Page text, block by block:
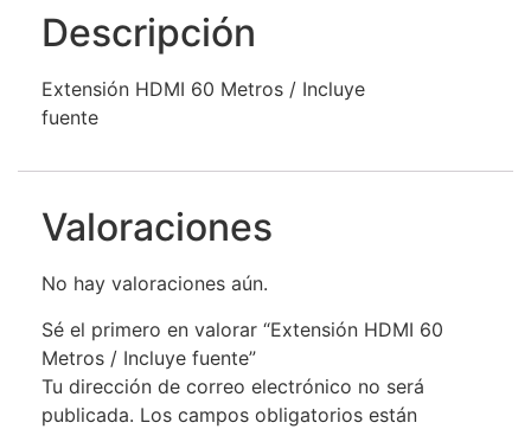
Descripción
Extensión HDMI 60 Metros / Incluye
fuente
Valoraciones
No hay valoraciones aún.
Sé el primero en valorar “Extensión HDMI 60
Metros / Incluye fuente”
Tu dirección de correo electrónico no será
publicada. Los campos obligatorios están